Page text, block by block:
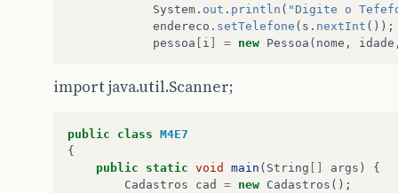
System . out . println ( "Digite o
endereco . setTelefone ( s . nextInt ());
pessoa
i = new Pessoa ( nome , idade
s.nextLine();
}
void Excluir ()
out
"Digite o indice
import java.util.Scanner;
public class M4E7
{
public
static void main ( String args )
{
Cadastros
cad = new Cadastros ();